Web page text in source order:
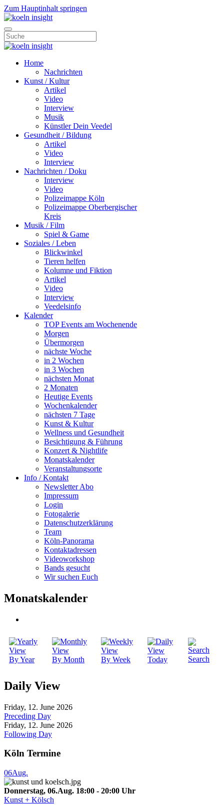
Zum Hauptinhalt springen
Home
Nachrichten
Kunst / Kultur
Artikel
Video
Interview
Musik
Künstler Dein Veedel
Gesundheit / Bildung
Artikel
Video
Interview
Nachrichten / Doku
Interview
Video
Polizeimappe Köln
Polizeimappe Oberbergischer
Kreis
Musik / Film
Spiel & Game
Soziales / Leben
Blickwinkel
Tieren helfen
Kolumne und Fiktion
Artikel
Video
Interview
Veedelsinfo
Kalender
TOP Events am Wochenende
Morgen
Übermorgen
nächste Woche
in 2 Wochen
in 3 Wochen
nächsten Monat
2 Monaten
Heutige Events
Wochenkalender
nächsten 7 Tage
Kunst & Kultur
Wellness und Gesundheit
Besichtigung & Führung
Konzert & Nightlife
Monatskalender
Veranstaltungsorte
Info / Kontakt
Newsletter Abo
Impressum
Login
Fotogalerie
Datenschutzerklärung
Team
Köln-Panorama
Kontaktadressen
Videoworkshop
Bands gesucht
Wir suchen Euch
Monatskalender
By Year By Month By Week Today Search
Daily View
Friday, 12. June 2026
Preceding Day
Friday, 12. June 2026
Following Day
Köln Termine
06Aug.
Donnerstag, 06.Aug. 18:00 - 20:00 Uhr
Kunst + Kölsch